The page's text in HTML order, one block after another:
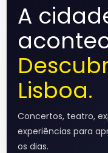
A
Lisboa.
Concertos, teatro,
experiências para
os dias.